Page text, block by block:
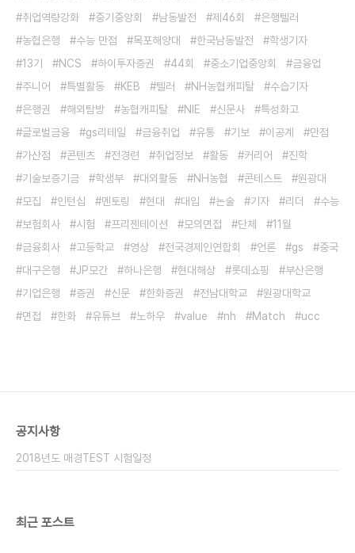
취업역량강화
중기중앙회 남동발전 제46회
은행텔러
농협은행
수능 만점 목포해양대 한국남동발전
학생기자
13기
NCS 하이투자증권 44회 중소기업중앙회
금융업
주니어
특별활동 KEB 텔러 NH농협캐피탈
수습기자
은행권
해외탐방 농협캐피탈 NIE 신문사
특성화고
글로벌금융
gs리테일 금융취업 유통 기보 이공계
만점
가산점
콘텐츠 전경련 취업정보 활동 커리어
진학
기술보증기금
학생부 대외활동 NH농협 콘테스트
원광대
모집
인턴십 멘토링 현대 대입 논술 기자 리더
수능
보험회사
시험 프리젠테이션 모의면접 단체
11월
금융회사
고등학교 영상 전국경제인연합회 언론 gs
중국
대구은행
JP모간 하나은행 현대해상 롯데쇼핑
부산은행
기업은행
증권 신문 한화증권 전남대학교
원광대학교
면접
한화 유튜브 노하우 value nh Match ucc
공지사항
2018년도 매경TEST 시험일정
최근 포스트